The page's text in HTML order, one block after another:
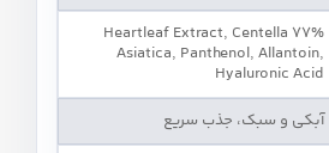
77% Heartleaf Extract, Centella
Asiatica, Panthenol, Allantoin,
Hyaluronic Acid
آبکی و سبک، جذب سریع